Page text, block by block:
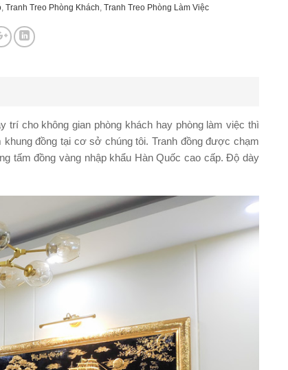
Tranh Treo Phòng Khách Tranh Treo Phòng Làm Việc
trí cho không gian phòng khách hay phòng làm việc thì
khung đồng tại cơ sở chúng tôi. Tranh đồng được chạm
tấm đồng vàng nhập khẩu Hàn Quốc cao cấp. Độ dày